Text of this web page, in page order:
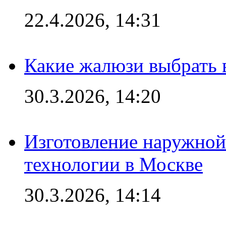
22.4.2026, 14:31
Какие жалюзи выбрать
30.3.2026, 14:20
Изготовление
технологии в Москве
30.3.2026, 14:14